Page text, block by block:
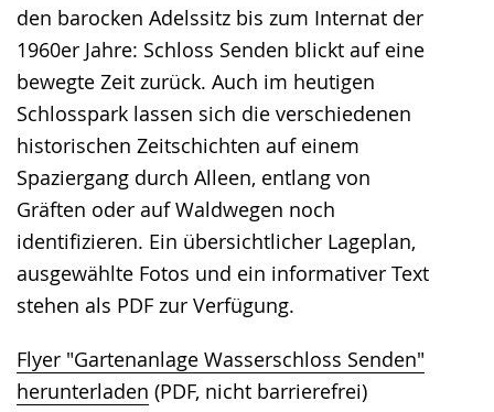
den barocken Adelssitz bis zum Internat der
1960er Jahre: Schloss Senden blickt auf eine
bewegte Zeit zurück. Auch im heutigen
Schlosspark lassen sich die verschiedenen
historischen Zeitschichten auf einem
Spaziergang durch Alleen, entlang von
Gräften oder auf Waldwegen noch
identifizieren. Ein übersichtlicher Lageplan,
ausgewählte Fotos und ein informativer Text
stehen als PDF zur Verfügung.
Flyer "Gartenanlage Wasserschloss Senden"
herunterladen (PDF, nicht barrierefrei)